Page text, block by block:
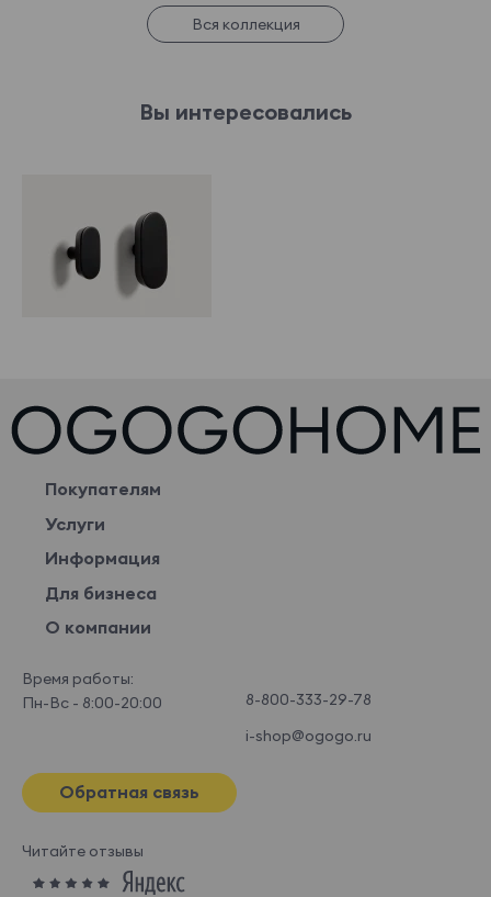
Вся коллекция
Вы интересовались
Покупателям
Услуги
Информация
Для бизнеса
О компании
Время работы:
Пн-Вс - 8:00-20:00
8-800-333-29-78
i-shop@ogogo.ru
Обратная связь
Читайте отзывы